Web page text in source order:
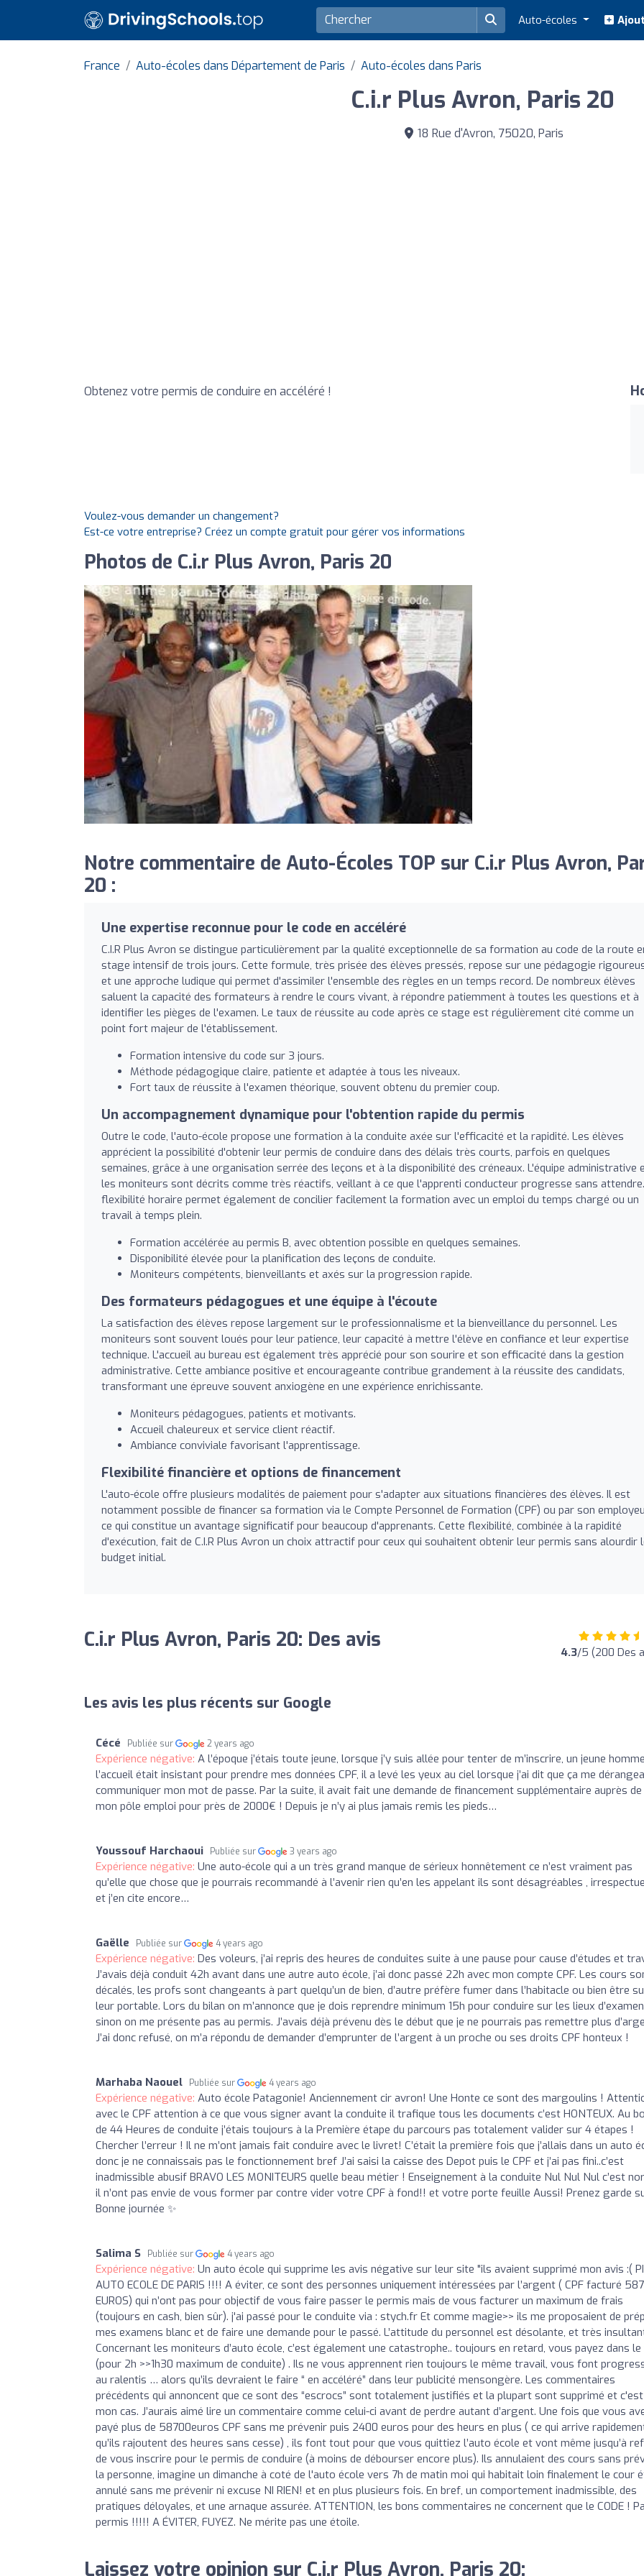
Auto-écoles
France Auto-écoles dans Département de Paris Auto-écoles dans Paris
C.i.r Plus Avron, Paris 20
18 Rue d'Avron, 75020, Paris
Obtenez votre permis de conduire en accéléré !
Voulez-vous demander un changement?
Est-ce votre entreprise? Créez un compte gratuit pour gérer vos informations
Photos de C.i.r Plus Avron, Paris 20
Notre commentaire de Auto-Écoles TOP sur C.i.r Plus Avron,
20 :
Une expertise reconnue pour le code en accéléré
C.I.R Plus Avron se distingue particulièrement par la qualité exceptionnelle de sa formation au code de la route
stage intensif de trois jours. Cette formule, très prisée des élèves pressés, repose sur une pédagogie
et une approche ludique qui permet d'assimiler l'ensemble des règles en un temps record. De nombreux élèves
saluent la capacité des formateurs à rendre le cours vivant, à répondre patiemment à toutes les questions et à
identifier les pièges de l'examen. Le taux de réussite au code après ce stage est régulièrement cité comme un
point fort majeur de l'établissement.
Formation intensive du code sur 3 jours.
Méthode pédagogique claire, patiente et adaptée à tous les niveaux.
Fort taux de réussite à l'examen théorique, souvent obtenu du premier coup.
Un accompagnement dynamique pour l'obtention rapide du permis
Outre le code, l'auto-école propose une formation à la conduite axée sur l'efficacité et la rapidité. Les élèves
apprécient la possibilité d'obtenir leur permis de conduire dans des délais très courts, parfois en quelques
semaines, grâce à une organisation serrée des leçons et à la disponibilité des créneaux. L'équipe administrative
les moniteurs sont décrits comme très réactifs, veillant à ce que l'apprenti conducteur progresse sans
flexibilité horaire permet également de concilier facilement la formation avec un emploi du temps chargé ou un
travail à temps plein.
Formation accélérée au permis B, avec obtention possible en quelques semaines.
Disponibilité élevée pour la planification des leçons de conduite.
Moniteurs compétents, bienveillants et axés sur la progression rapide.
Des formateurs pédagogues et une équipe à l'écoute
La satisfaction des élèves repose largement sur le professionnalisme et la bienveillance du personnel. Les
moniteurs sont souvent loués pour leur patience, leur capacité à mettre l'élève en confiance et leur expertise
technique. L'accueil au bureau est également très apprécié pour son sourire et son efficacité dans la gestion
administrative. Cette ambiance positive et encourageante contribue grandement à la réussite des candidats,
transformant une épreuve souvent anxiogène en une expérience enrichissante.
Moniteurs pédagogues, patients et motivants.
Accueil chaleureux et service client réactif.
Ambiance conviviale favorisant l'apprentissage.
Flexibilité financière et options de financement
L'auto-école offre plusieurs modalités de paiement pour s'adapter aux situations financières des élèves. Il est
notamment possible de financer sa formation via le Compte Personnel de Formation (CPF) ou par son
ce qui constitue un avantage significatif pour beaucoup d'apprenants. Cette flexibilité, combinée à la rapidité
d'exécution, fait de C.I.R Plus Avron un choix attractif pour ceux qui souhaitent obtenir leur permis sans alourdir
budget initial.
C.i.r Plus Avron, Paris 20: Des avis 4.3/5 (200 Des
Les avis les plus récents sur Google
Cécé Publiée sur 2 years ago
Expérience négative: A l’époque j’étais toute jeune, lorsque j’y suis allée pour tenter de m’inscrire, un jeune
l’accueil était insistant pour prendre mes données CPF, il a levé les yeux au ciel lorsque j’ai dit que ça me
communiquer mon mot de passe. Par la suite, il avait fait une demande de financement supplémentaire auprès de
mon pôle emploi pour près de 2000€ ! Depuis je n’y ai plus jamais remis les pieds…
Youssouf Harchaoui Publiée sur 3 years ago
Expérience négative: Une auto-école qui a un très grand manque de sérieux honnêtement ce n’est vraiment pas
qu’elle que chose que je pourrais recommandé à l’avenir rien qu’en les appelant ils sont désagréables ,
et j’en cite encore…
Gaëlle Publiée sur 4 years ago
Expérience négative: Des voleurs, j’ai repris des heures de conduites suite à une pause pour cause d’études et
J’avais déjà conduit 42h avant dans une autre auto école, j’ai donc passé 22h avec mon compte CPF. Les cours
décalés, les profs sont changeants à part quelqu’un de bien, d’autre préfère fumer dans l’habitacle ou bien être
leur portable. Lors du bilan on m’annonce que je dois reprendre minimum 15h pour conduire sur les lieux
sinon on me présente pas au permis. J’avais déjà prévenu dès le début que je ne pourrais pas remettre plus
J’ai donc refusé, on m’a répondu de demander d’emprunter de l’argent à un proche ou ses droits CPF honteux !
Marhaba Naouel Publiée sur 4 years ago
Expérience négative: Auto école Patagonie! Anciennement cir avron! Une Honte ce sont des margoulins !
avec le CPF attention à ce que vous signer avant la conduite il trafique tous les documents c’est HONTEUX. Au
de 44 Heures de conduite j’étais toujours à la Première étape du parcours pas totalement valider sur 4 étapes !
Chercher l’erreur ! Il ne m’ont jamais fait conduire avec le livret! C’était la première fois que j’allais dans un auto
donc je ne connaissais pas le fonctionnement bref J’ai saisi la caisse des Depot puis le CPF et j’ai pas fini..c’est
inadmissible abusif BRAVO LES MONITEURS quelle beau métier ! Enseignement à la conduite Nul Nul Nul c’est
il n’ont pas envie de vous former par contre vider votre CPF à fond!! et votre porte feuille Aussi! Prenez garde
Bonne journée ✨
Salima S Publiée sur 4 years ago
Expérience négative: Un auto école qui supprime les avis négative sur leur site "ils avaient supprimé mon avis :(
AUTO ECOLE DE PARIS !!!! A éviter, ce sont des personnes uniquement intéressées par l’argent ( CPF facturé
EUROS) qui n’ont pas pour objectif de vous faire passer le permis mais de vous facturer un maximum de frais
(toujours en cash, bien sûr). j'ai passé pour le conduite via : stych.fr Et comme magie>> ils me proposaient de
mes examens blanc et de faire une demande pour le passé. L’attitude du personnel est désolante, et très
Concernant les moniteurs d’auto école, c’est également une catastrophe.. toujours en retard, vous payez dans le
(pour 2h >>1h30 maximum de conduite) . Ils ne vous apprennent rien toujours le même travail, vous font
au ralentis … alors qu’ils devraient le faire “ en accéléré” dans leur publicité mensongère. Les commentaires
précédents qui annoncent que ce sont des “escrocs” sont totalement justifiés et la plupart sont supprimé et c'est
mon cas. J’aurais aimé lire un commentaire comme celui-ci avant de perdre autant d’argent. Une fois que vous
payé plus de 58700euros CPF sans me prévenir puis 2400 euros pour des heurs en plus ( ce qui arrive
qu’ils rajoutent des heures sans cesse) , ils font tout pour que vous quittiez l’auto école et vont même jusqu’à
de vous inscrire pour le permis de conduire (à moins de débourser encore plus). Ils annulaient des cours sans
la personne, imagine un dimanche à coté de l'auto école vers 7h de matin moi qui habitait loin finalement le cour
annulé sans me prévenir ni excuse NI RIEN! et en plus plusieurs fois. En bref, un comportement inadmissible, des
pratiques déloyales, et une arnaque assurée. ATTENTION, les bons commentaires ne concernent que le CODE !
permis !!!!! A ÉVITER, FUYEZ. Ne mérite pas une étoile.
Laissez votre opinion sur C.i.r Plus Avron, Paris 20: